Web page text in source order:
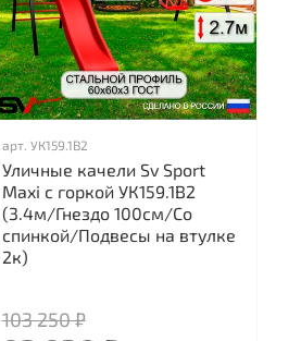
арт. УК159.1В2
Уличные качели Sv Sport
Maxi с горкой УК159.1В2
(3.4м/Гнездо 100см/Со
спинкой/Подвесы на втулке
2к)
103 250 ₽